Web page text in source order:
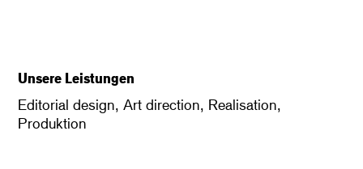
Unsere Leistungen
Editorial design, Art direction, Realisation,
Produktion